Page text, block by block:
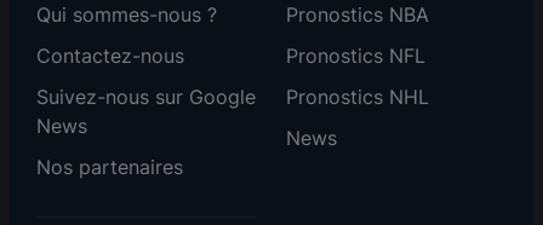
Qui sommes-nous ?
Contactez-nous
Suivez-nous sur Google
News
Nos partenaires
Pronostics NBA
Pronostics NFL
Pronostics NHL
News